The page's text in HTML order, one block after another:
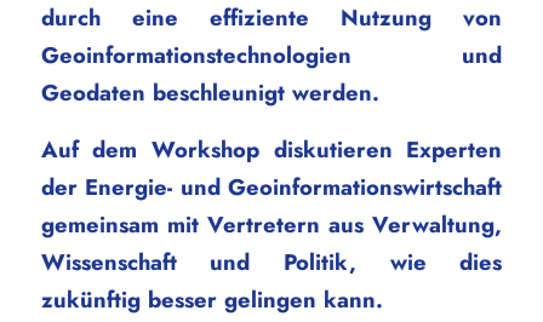
durch eine effiziente Nutzung von
Geoinformationstechnologien und
Geodaten beschleunigt werden.
Auf dem Workshop diskutieren Experten
der Energie- und Geoinformationswirtschaft
gemeinsam mit Vertretern aus Verwaltung,
Wissenschaft und Politik, wie dies
zukünftig besser gelingen kann.